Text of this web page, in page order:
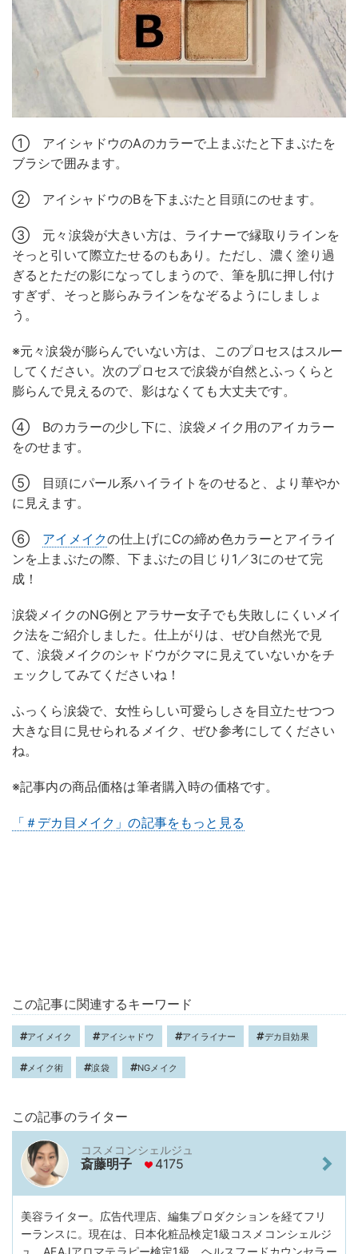
① アイシャドウのAのカラーで上まぶたと下まぶたを
ブラシで囲みます。
② アイシャドウのBを下まぶたと目頭にのせます。
③ 元々涙袋が大きい方は、ライナーで縁取りラインを
そっと引いて際立たせるのもあり。ただし、濃く塗り過
ぎるとただの影になってしまうので、筆を肌に押し付け
すぎず、そっと膨らみラインをなぞるようにしましょ
う。
※元々涙袋が膨らんでいない方は、このプロセスはスルー
してください。次のプロセスで涙袋が自然とふっくらと
膨らんで見えるので、影はなくても大丈夫です。
④ Bのカラーの少し下に、涙袋メイク用のアイカラー
をのせます。
⑤ 目頭にパール系ハイライトをのせると、より華やか
に見えます。
⑥ アイメイクの仕上げにCの締め色カラーとアイライ
ンを上まぶたの際、下まぶたの目じり1／3にのせて完
成！
涙袋メイクのNG例とアラサー女子でも失敗しにくいメイ
ク法をご紹介しました。仕上がりは、ぜひ自然光で見
て、涙袋メイクのシャドウがクマに見えていないかをチ
ェックしてみてくださいね！
ふっくら涙袋で、女性らしい可愛らしさを目立たせつつ
大きな目に見せられるメイク、ぜひ参考にしてください
ね。
※記事内の商品価格は筆者購入時の価格です。
「＃デカ目メイク」の記事をもっと見る
この記事に関連するキーワード
アイメイク アイシャドウ アイライナー デカ目効果
メイク術 涙袋 NGメイク
この記事のライター
コスメコンシェルジュ
斎藤明子 4175
美容ライター。広告代理店、編集プロダクションを経てフリ
ーランスに。現在は、日本化粧品検定1級コスメコンシェルジ